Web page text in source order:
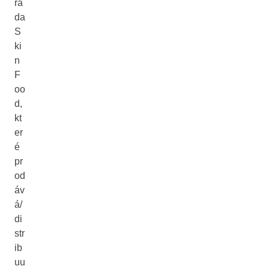
řa
da
S
ki
n
F
oo
d,
kt
er
é
pr
od
áv
á/
di
str
ib
uu